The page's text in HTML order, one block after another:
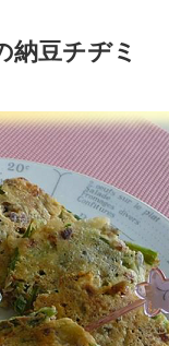
納豆チヂミ